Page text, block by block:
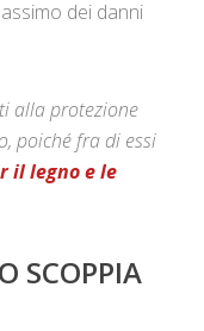
dei danni
alla protezione
poiché fra di essi
il legno e le
SCOPPIA